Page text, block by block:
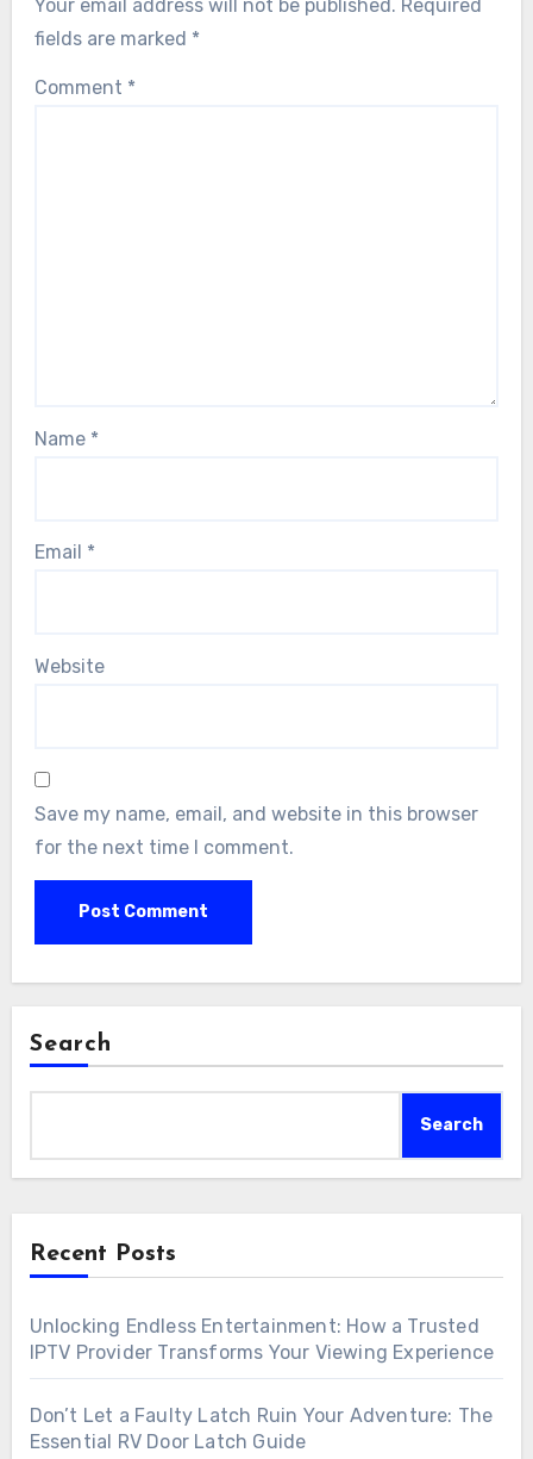
Your email address will not be published. Required
fields are marked *
Comment *
Name *
Email *
Website
Save my name, email, and website in this browser
for the next time I comment.
Search
Search
Recent Posts
Unlocking Endless Entertainment: How a Trusted
IPTV Provider Transforms Your Viewing Experience
Don’t Let a Faulty Latch Ruin Your Adventure: The
Essential RV Door Latch Guide